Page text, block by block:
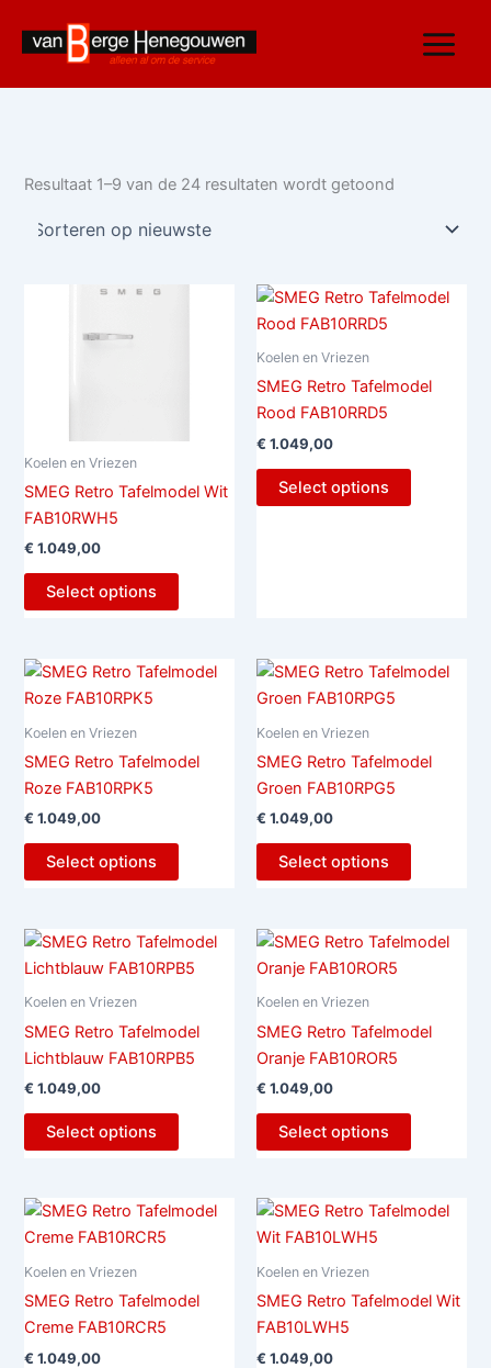
inhoud
Resultaat 1–9 van de 24 resultaten wordt getoond
nieuwste
Koelen en Vriezen
SMEG Retro Tafelmodel Wit
FAB10RWH5
€ 1.049,00
Select options
Koelen en Vriezen
SMEG Retro Tafelmodel
Rood FAB10RRD5
€ 1.049,00
Select options
Koelen en Vriezen
SMEG Retro Tafelmodel
Roze FAB10RPK5
€ 1.049,00
Select options
Koelen en Vriezen
SMEG Retro Tafelmodel
Groen FAB10RPG5
€ 1.049,00
Select options
Koelen en Vriezen
SMEG Retro Tafelmodel
Lichtblauw FAB10RPB5
€ 1.049,00
Select options
Koelen en Vriezen
SMEG Retro Tafelmodel
Oranje FAB10ROR5
€ 1.049,00
Select options
Koelen en Vriezen
SMEG Retro Tafelmodel
Creme FAB10RCR5
€ 1.049,00
Koelen en Vriezen
SMEG Retro Tafelmodel Wit
FAB10LWH5
€ 1.049,00